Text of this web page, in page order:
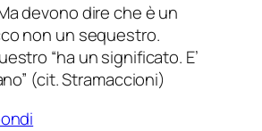
devono dire che è un
non un sequestro.
“ha un significato. E’
(cit. Stramaccioni)